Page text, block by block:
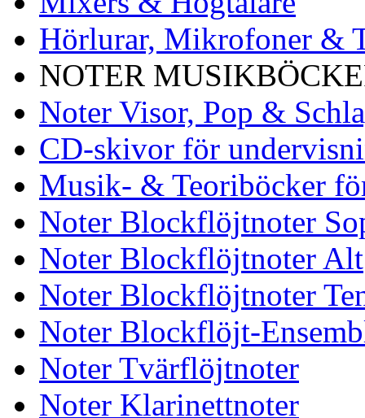
Hörlurar, Mikrofoner &
NOTER
Noter Visor, Pop &
CD-skivor för
Musik- & Teoriböcker
Noter Blockflöjtnoter
Noter Blockflöjtnoter Alt
Noter Blockflöjtnoter
Noter Blockflöjt-
Noter Tvärflöjtnoter
Noter Klarinettnoter